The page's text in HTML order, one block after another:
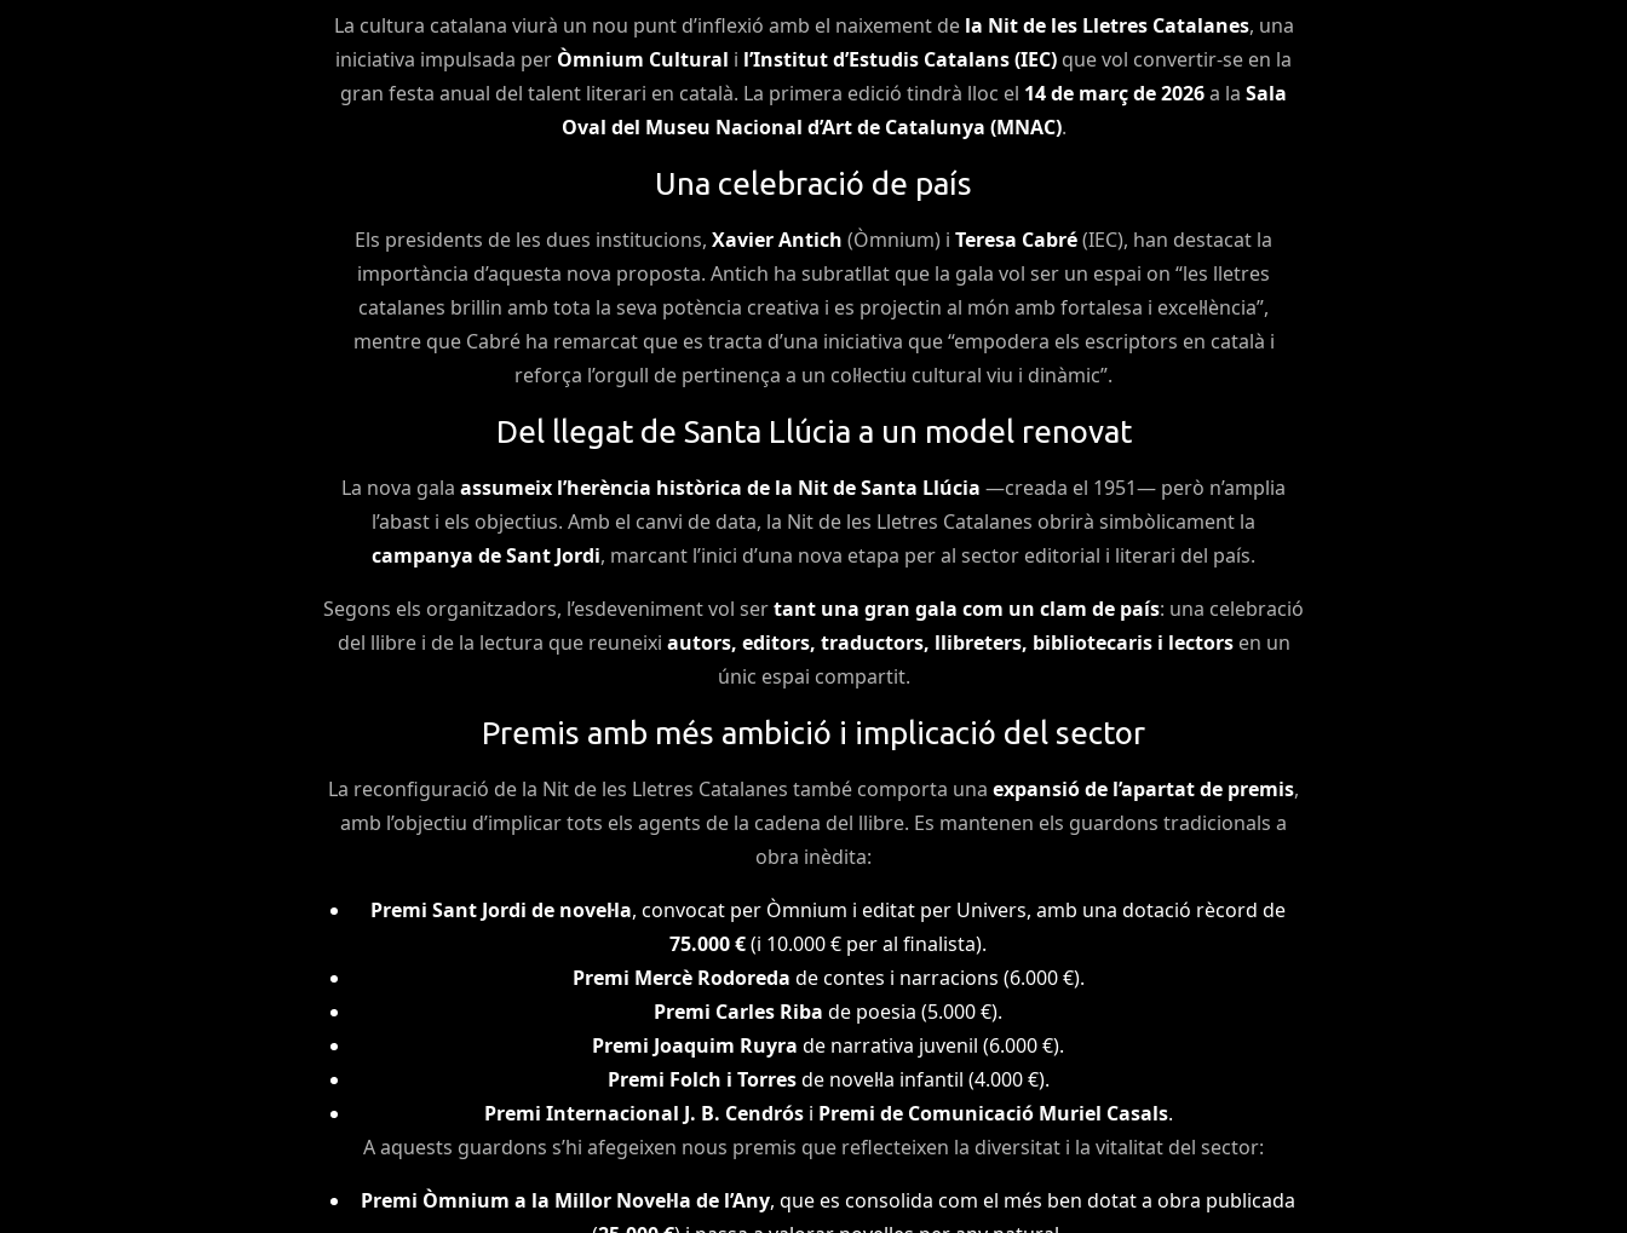
La cultura catalana viurà un nou punt d’inflexió amb el naixement de la Nit de les Lletres Catalanes, una
iniciativa impulsada per Òmnium Cultural i l’Institut d’Estudis Catalans (IEC) que vol convertir-se en la
gran festa anual del talent literari en català. La primera edició tindrà lloc el 14 de març de 2026a la Sala
Oval del Museu Nacional d’Art de Catalunya (MNAC).
Una celebració de país
Els presidents de les dues institucions, Xavier Antich (Òmnium) i Teresa Cabré(IEC), han destacat la
importància d’aquesta nova proposta. Antich ha subratllat que la gala vol ser un espai on “les lletres
catalanes brillin amb tota la seva potència creativa i es projectin al món amb fortalesa i excel·lència”,
mentre que Cabré ha remarcat que es tracta d’una iniciativa que “empodera els escriptors en català i
reforça l’orgull de pertinença a un col·lectiu cultural viu i dinàmic”.
Del llegat de Santa Llúcia a un model renovat
La nova gala assumeix l’herència històrica de la Nit de Santa Llúcia —creada el 1951— però n’amplia
l’abast i els objectius. Amb el canvi de data, la Nit de les Lletres Catalanes obrirà simbòlicament la
campanya de Sant Jordi, marcant l’inici d’una nova etapa per al sector editorial i literari del país.
Segons els organitzadors, l’esdeveniment vol sertant una gran gala com un clam de país: una celebració
del llibre i de la lectura que reuneixi autors, editors, traductors, llibreters, bibliotecaris i lectorsen un
únic espai compartit.
Premis amb més ambició i implicació del sector
La reconfiguració de la Nit de les Lletres Catalanes també comporta una expansió de l’apartat de premis,
amb l’objectiu d’implicar tots els agents de la cadena del llibre. Es mantenen els guardons tradicionals a
obra inèdita:
Premi Sant Jordi de novel·la, convocat per Òmnium i editat per Univers, amb una dotació rècord de
75.000 €(i 10.000 € per al finalista).
Premi Mercè Rodoreda de contes i narracions (6.000 €).
Premi Carles Riba de poesia (5.000 €).
Premi Joaquim Ruyra de narrativa juvenil (6.000 €).
Premi Folch i Torresde novel·la infantil (4.000 €).
Premi Internacional J. B. Cendrósi Premi de Comunicació Muriel Casals.
A aquests guardons s’hi afegeixen nous premis que reflecteixen la diversitat i la vitalitat del sector:
Premi Òmnium a la Millor Novel·la de l’Any, que es consolida com el més ben dotat a obra publicada